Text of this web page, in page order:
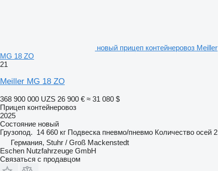
новый прицеп контейнеровоз Meiller
MG 18 ZO
21
Meiller MG 18 ZO
368 900 000 UZS 26 900 € ≈ 31 080 $
Прицеп контейнеровоз
2025
Состояние новый
Грузопод. 14 660 кг Подвеска пневмо/пневмо Количество осей 2
Германия, Stuhr / Groß Mackenstedt
Eschen Nutzfahrzeuge GmbH
Связаться с продавцом